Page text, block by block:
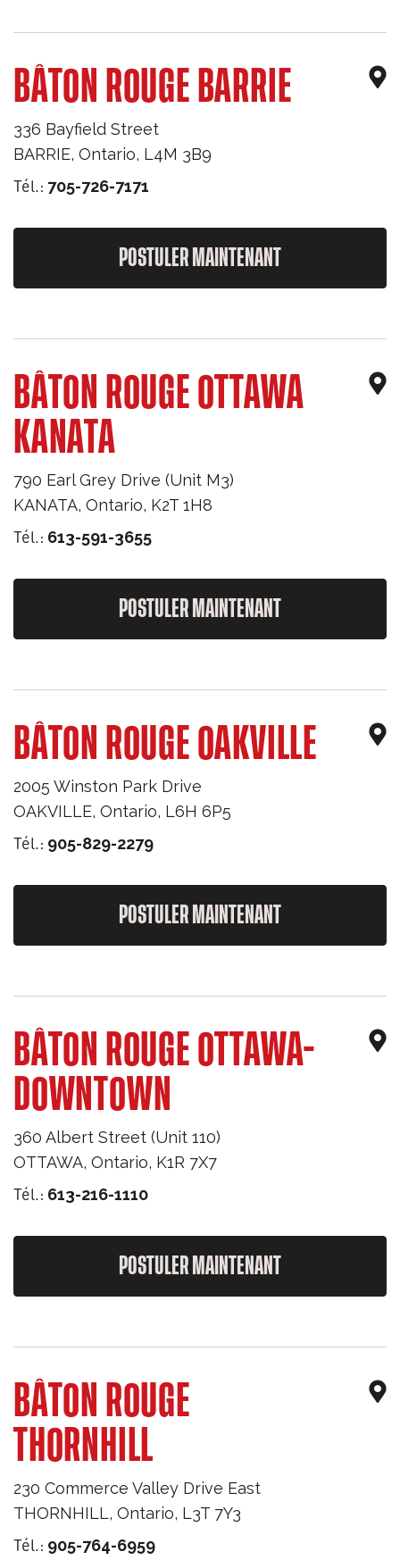
BÂTON ROUGE BARRIE
336 Bayfield Street
BARRIE, Ontario, L4M 3B9
Tél.: 705-726-7171
POSTULER MAINTENANT
BÂTON ROUGE OTTAWA
KANATA
790 Earl Grey Drive (Unit M3)
KANATA, Ontario, K2T 1H8
Tél.: 613-591-3655
POSTULER MAINTENANT
BÂTON ROUGE OAKVILLE
2005 Winston Park Drive
OAKVILLE, Ontario, L6H 6P5
Tél.: 905-829-2279
POSTULER MAINTENANT
BÂTON ROUGE OTTAWA-
DOWNTOWN
360 Albert Street (Unit 110)
OTTAWA, Ontario, K1R 7X7
Tél.: 613-216-1110
POSTULER MAINTENANT
BÂTON ROUGE
THORNHILL
230 Commerce Valley Drive East
THORNHILL, Ontario, L3T 7Y3
Tél.: 905-764-6959